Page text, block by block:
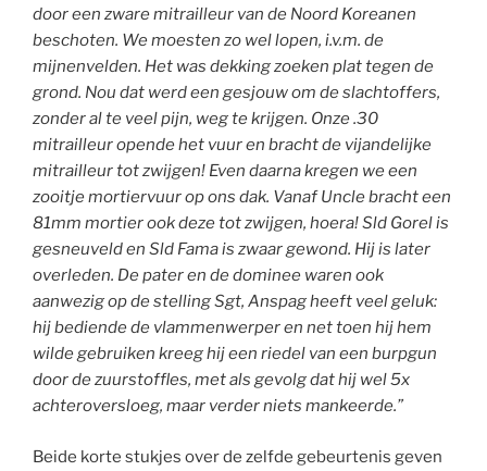
door een zware mitrailleur van de Noord Koreanen
beschoten. We moesten zo wel lopen, i.v.m. de
mijnenvelden. Het was dekking zoeken plat tegen de
grond. Nou dat werd een gesjouw om de slachtoffers,
zonder al te veel pijn, weg te krijgen. Onze .30
mitrailleur opende het vuur en bracht de vijandelijke
mitrailleur tot zwijgen! Even daarna kregen we een
zooitje mortiervuur op ons dak. Vanaf Uncle bracht een
81mm mortier ook deze tot zwijgen, hoera! Sld Gorel is
gesneuveld en Sld Fama is zwaar gewond. Hij is later
overleden. De pater en de dominee waren ook
aanwezig op de stelling Sgt, Anspag heeft veel geluk:
hij bediende de vlammenwerper en net toen hij hem
wilde gebruiken kreeg hij een riedel van een burpgun
door de zuurstoffles, met als gevolg dat hij wel 5x
achteroversloeg, maar verder niets mankeerde.”
Beide korte stukjes over de zelfde gebeurtenis geven